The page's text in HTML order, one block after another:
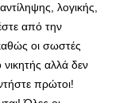
λογικής,
από την
οι σωστές
νικητής αλλά δεν
πρώτοι!